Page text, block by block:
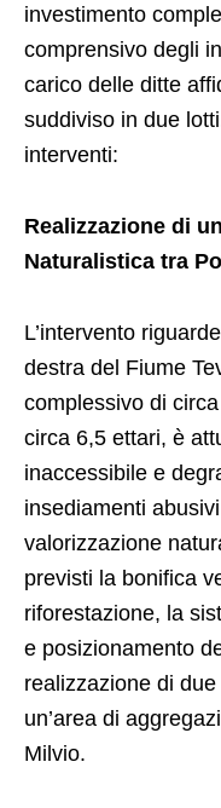
investimento
comprensivo degli
carico delle ditte
suddiviso in due
interventi:
Realizzazione di
Naturalistica tra
L’intervento
destra del Fiume
complessivo di
circa 6,5 ettari, è
inaccessibile e
insediamenti
valorizzazione
previsti la bonifica
riforestazione, la
e posizionamento
realizzazione di
un’area di
Milvio.